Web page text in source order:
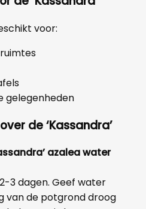
voor:
gelegenheden
de‘Kassandra’
azalea water
3 dagen. Geef water
van de potgrond droog